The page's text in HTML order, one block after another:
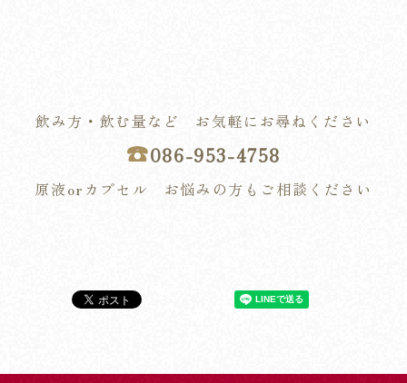
飲み方・飲む量など お気軽にお尋ねください
☎︎086-953-4758
原液orカプセル お悩みの方もご相談ください